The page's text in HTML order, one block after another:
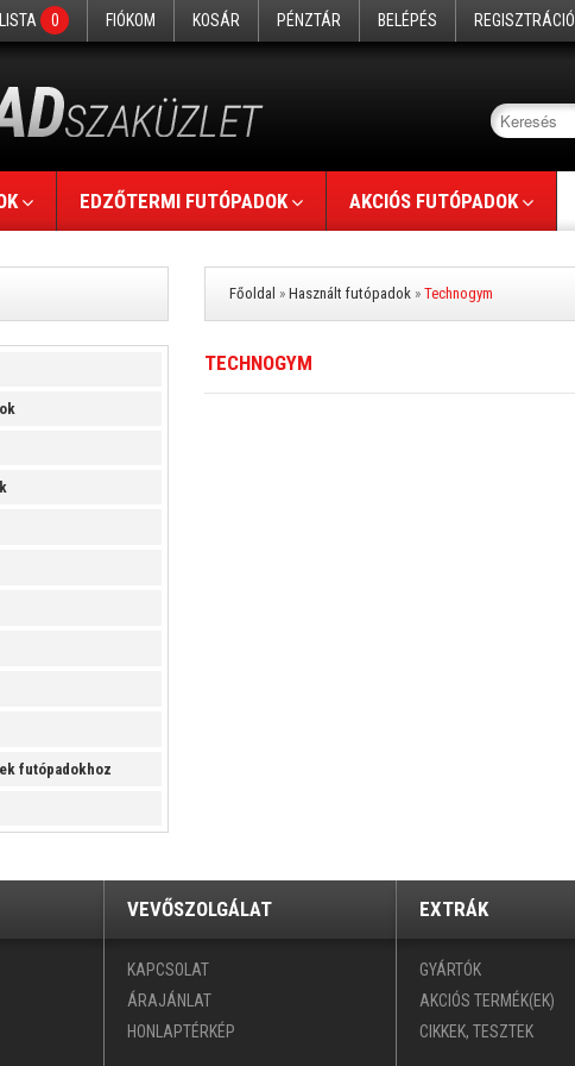
0 FIÓKOM KOSÁR PÉNZTÁR BELÉPÉS REGISZTRÁCIÓ
EDZŐTERMI FUTÓPADOK AKCIÓS FUTÓPADOK
futópadokhoz
Főoldal » Használt futópadok » Technogym
TECHNOGYM
VEVŐSZOLGÁLAT
KAPCSOLAT
ÁRAJÁNLAT
HONLAPTÉRKÉP
EXTRÁK
GYÁRTÓK
AKCIÓS TERMÉK(EK)
CIKKEK, TESZTEK